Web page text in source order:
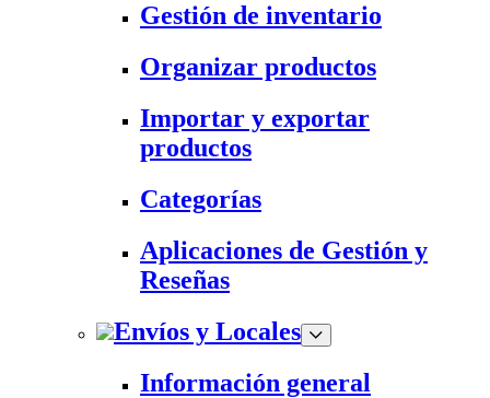
Gestión de inventario
Organizar productos
Importar y exportar
productos
Categorías
Aplicaciones de Gestión y
Reseñas
Envíos y Locales
Información general